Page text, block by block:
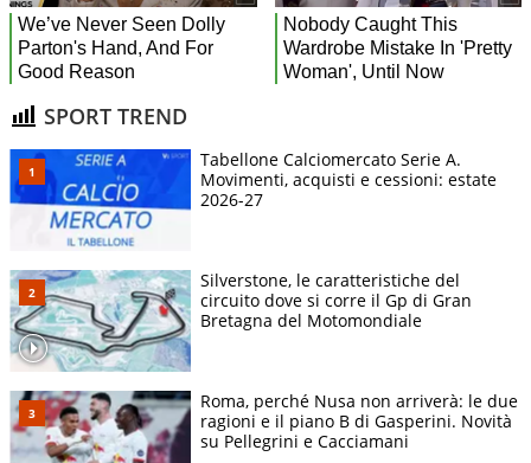
SPORT TREND
Tabellone Calciomercato Serie A.
Movimenti, acquisti e cessioni: estate
2026-27
Silverstone, le caratteristiche del
circuito dove si corre il Gp di Gran
Bretagna del Motomondiale
Roma, perché Nusa non arriverà: le due
ragioni e il piano B di Gasperini. Novità
su Pellegrini e Cacciamani